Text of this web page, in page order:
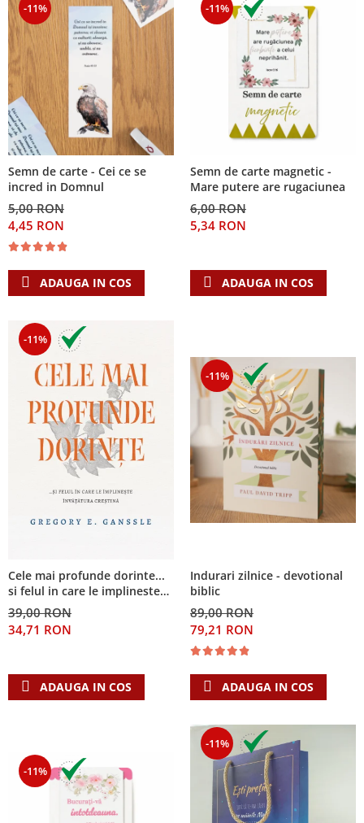
-11%
Semn de carte - Cei ce se
incred in Domnul
5,00 RON
4,45 RON
ADAUGA IN COS
-11%
Semn de carte magnetic -
Mare putere are rugaciunea
6,00 RON
5,34 RON
ADAUGA IN COS
-11%
Cele mai profunde dorinte...
si felul in care le implineste
invatatura crestina
39,00 RON
34,71 RON
ADAUGA IN COS
-11%
Indurari zilnice - devotional
biblic
89,00 RON
79,21 RON
ADAUGA IN COS
-11%
-11%